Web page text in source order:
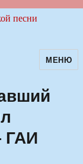
МЕНЮ
ГАИ